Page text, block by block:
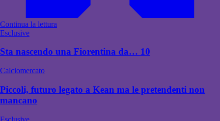
Continua la lettura
Esclusive
Sta nascendo una Fiorentina da… 10
Calciomercato
Piccoli, futuro legato a Kean ma le pretendenti non
mancano
Esclusive